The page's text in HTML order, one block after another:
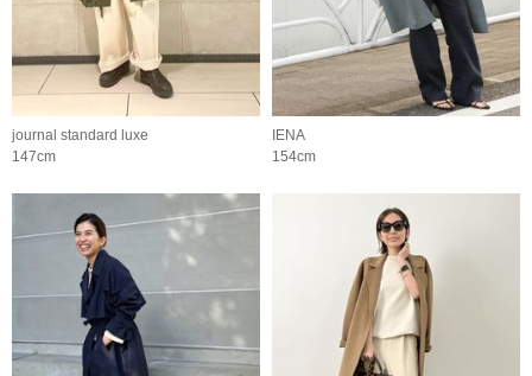
journal standard luxe
147cm
IENA
154cm